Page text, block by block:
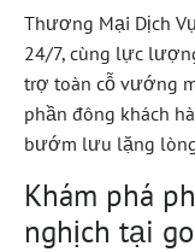
Thương Mại Dịch
24/7, cùng lực
trợ toàn cỗ vướng
phần đông khách
bướm lưu lặng
Khám phá
nghịch tại